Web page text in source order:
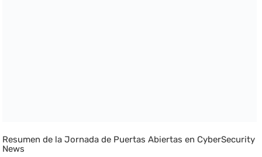
Resumen de la Jornada de Puertas Abiertas en CyberSecurity
News